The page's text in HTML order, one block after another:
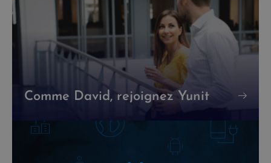
Comme David, rejoignez Yunit